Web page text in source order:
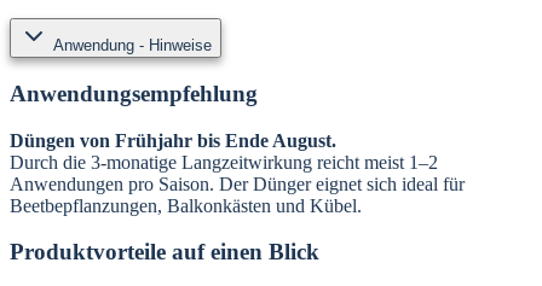
Anwendung - Hinweise
Anwendungsempfehlung
Düngen von Frühjahr bis Ende August.
Durch die 3‑monatige Langzeitwirkung reicht meist 1–2
Anwendungen pro Saison. Der Dünger eignet sich ideal für
Beetbepflanzungen, Balkonkästen und Kübel.
Produktvorteile auf einen Blick